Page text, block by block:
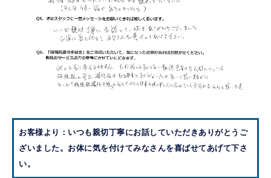
お客様より：いつも親切丁寧にお話していただきありがとうご
ざいました。お体に気を付けてみなさんを喜ばせてあげて下さ
い。